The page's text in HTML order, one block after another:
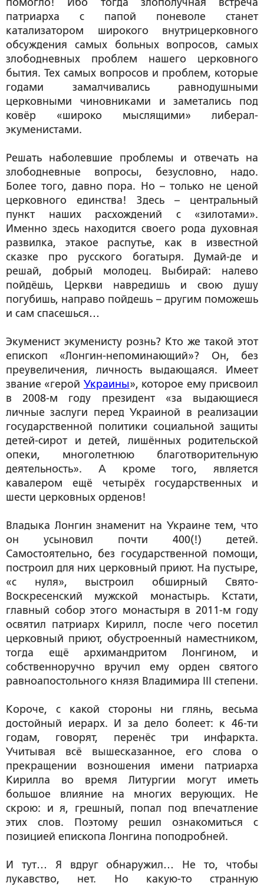
помогло! Ибо тогда злополучная встреча
патриарха с папой поневоле станет
катализатором широкого внутрицерковного
обсуждения самых больных вопросов, самых
злободневных проблем нашего церковного
бытия. Тех самых вопросов и проблем, которые
годами замалчивались равнодушными
церковными чиновниками и заметались под
ковёр «широко мыслящими» либерал-
экуменистами.
Решать наболевшие проблемы и отвечать на
злободневные вопросы, безусловно, надо.
Более того, давно пора. Но – только не ценой
церковного единства! Здесь – центральный
пункт наших расхождений с «зилотами».
Именно здесь находится своего рода духовная
развилка, этакое распутье, как в известной
сказке про русского богатыря. Думай-де и
решай, добрый молодец. Выбирай: налево
пойдёшь, Церкви навредишь и свою душу
погубишь, направо пойдешь – другим поможешь
и сам спасешься…
Экуменист экуменисту рознь? Кто же такой этот
епископ «Лонгин-непоминающий»? Он, без
преувеличения, личность выдающаяся. Имеет
звание «герой Украины», которое ему присвоил
в 2008-м году президент«за выдающиеся
личные заслуги перед Украиной в реализации
государственной политики социальной защиты
детей-сирот и детей, лишённых родительской
опеки, многолетнюю благотворительную
деятельность». А кроме того, является
кавалером ещё четырёх государственных и
шести церковных орденов!
Владыка Лонгин знаменит на Украине тем, что
он усыновил почти 400(!) детей.
Самостоятельно, без государственной помощи,
построил для них церковный приют. На пустыре,
«с нуля», выстроил обширный Свято-
Воскресенский мужской монастырь. Кстати,
главный собор этого монастыря в 2011-м году
освятил патриарх Кирилл, после чего посетил
церковный приют, обустроенный наместником,
тогда ещё архимандритом Лонгином, и
собственноручно вручил ему орден святого
равноапостольного князя Владимира III степени.
Короче, с какой стороны ни глянь, весьма
достойный иерарх. И за дело болеет: к 46-ти
годам, говорят, перенёс три инфаркта.
Учитывая всё вышесказанное, его слова о
прекращении возношения имени патриарха
Кирилла во время Литургии могут иметь
большое влияние на многих верующих. Не
скрою: и я, грешный, попал под впечатление
этих слов. Поэтому решил ознакомиться с
позицией епископа Лонгина поподробней.
И тут… Я вдруг обнаружил… Не то, чтобы
лукавство, нет. Но какую-то странную